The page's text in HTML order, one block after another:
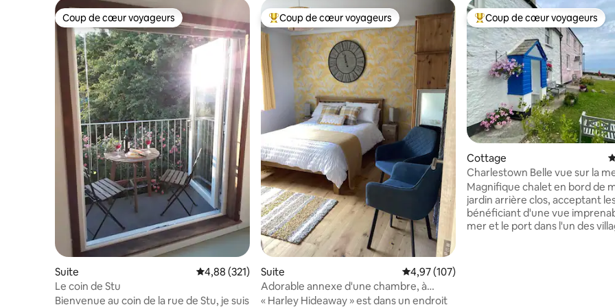
Coup de cœur voyageurs
Coup de cœur voyageurs
Suite Évaluation moyenne sur la base de 321 commentaires : 4,88 sur 5
4,88 (321)
Le coin de Stu
Bienvenue au coin de la rue de Stu, je suis
Coups de cœur voyageurs les plus appréciés
Coup de cœur voyageurs
Suite Évaluation moyenne sur la base de 107
4,97 (107)
Adorable annexe d'une chambre, à
proximité d'Eden Project.
« Harley Hideaway » est dans un endroit
Coups de cœur voyageurs les
Coup de cœur voyageurs
Cottage
Charlestown Belle vue sur la
port.
Magnifique chalet en bord de
jardin arrière clos, acceptant
bénéficiant d'une vue
mer et le port dans l'un des